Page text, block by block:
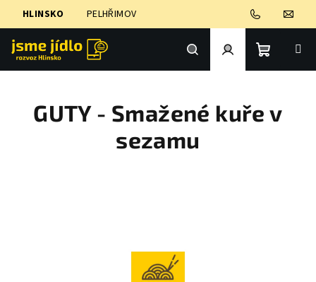
HLINSKO PELHŘIMOV
Hledat PřihlášeníNákupní
košík
GUTY - Smažené kuře v
sezamu